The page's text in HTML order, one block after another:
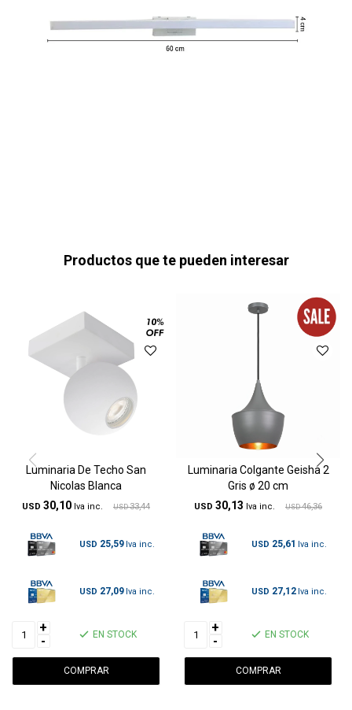
Productos que te pueden interesar
Luminaria De Techo San
Nicolas Blanca
USD 30,10 USD 33,44
USD 25,59
USD 27,09
+
-
EN STOCK
Luminaria Colgante Geisha 2
Gris ø 20 cm
USD 30,13 USD 46,36
USD 25,61
USD 27,12
+
-
EN STOCK